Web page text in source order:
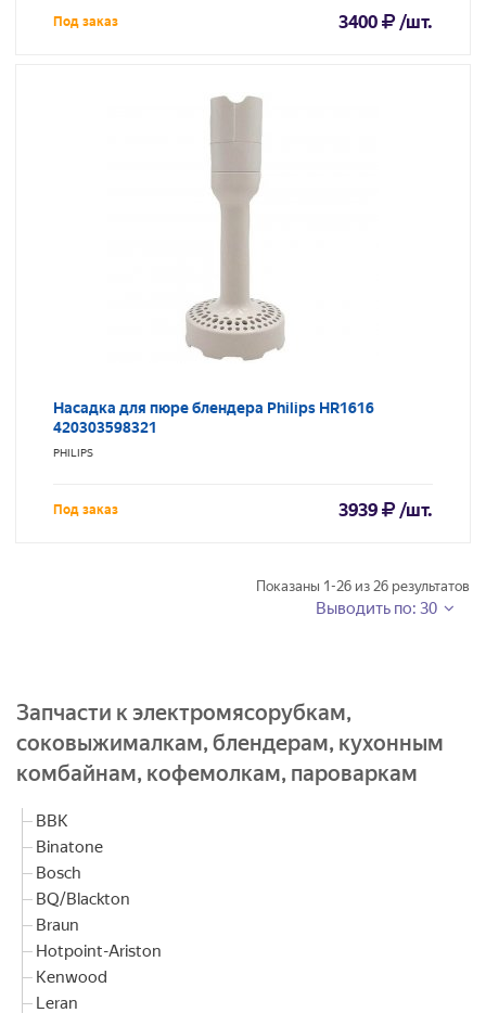
Под заказ 3400 /шт.
Насадка для пюре блендера Philips HR1616
420303598321
PHILIPS
Под заказ 3939 /шт.
Показаны 1-26 из 26 результатов
Выводить по: 30
Запчасти к электромясорубкам,
соковыжималкам, блендерам, кухонным
комбайнам, кофемолкам, пароваркам
BBK
Binatone
Bosch
BQ/Blackton
Braun
Hotpoint-Ariston
Kenwood
Leran